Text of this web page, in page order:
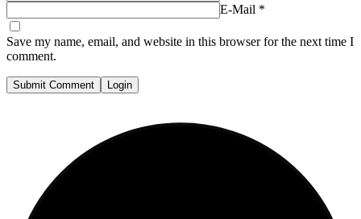
E-Mail *
Save my name, email, and website in this browser for the next time I
comment.
Submit Comment Login